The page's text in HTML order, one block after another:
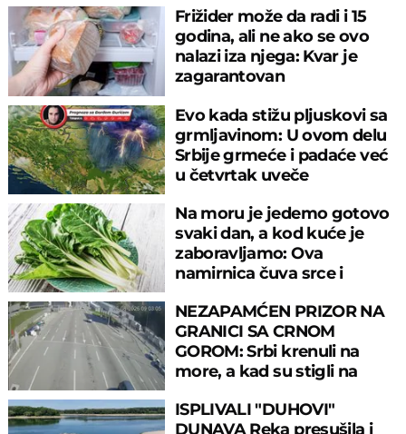
Frižider može da radi i 15
godina, ali ne ako se ovo
nalazi iza njega: Kvar je
zagarantovan
Evo kada stižu pljuskovi sa
grmljavinom: U ovom delu
Srbije grmeće i padaće već
u četvrtak uveče
Na moru je jedemo gotovo
svaki dan, a kod kuće je
zaboravljamo: Ova
namirnica čuva srce i
NEZAPAMĆEN PRIZOR NA
GRANICI SA CRNOM
GOROM: Srbi krenuli na
more, a kad su stigli na
ISPLIVALI "DUHOVI"
DUNAVA Reka presušila i